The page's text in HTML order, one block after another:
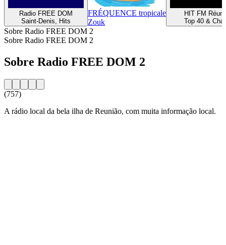
Radio FREE DOM
Saint-Denis, Hits
FRÉQUENCE tropicale
Zouk
HIT FM
Top 40 &
Sobre Radio FREE DOM 2
Sobre Radio FREE DOM 2
Sobre Radio FREE DOM 2
(757)
A rádio local da bela ilha de Reunião, com muita informação local.